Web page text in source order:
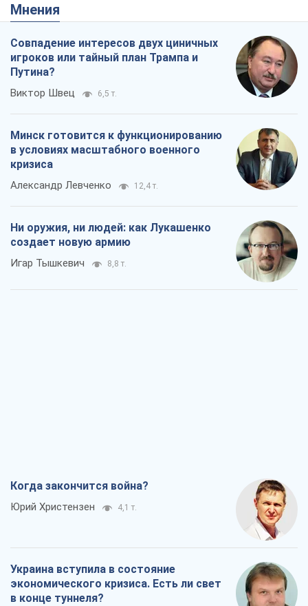
Мнения
Совпадение интересов двух циничных
игроков или тайный план Трампа и
Путина?
Виктор Швец 6,5 т.
Минск готовится к функционированию
в условиях масштабного военного
кризиса
Александр Левченко 12,4 т.
Ни оружия, ни людей: как Лукашенко
создает новую армию
Игар Тышкевич 8,8 т.
Когда закончится война?
Юрий Христензен 4,1 т.
Украина вступила в состояние
экономического кризиса. Есть ли свет
в конце туннеля?